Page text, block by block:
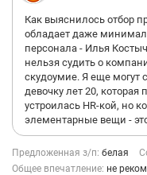
Как выяснилось отбор
обладает даже
персонала - Илья
нельзя судить о
скудоумие. Я еще могут
девочку лет 20,
устроилась HR-кой, но
элементарные вещи -
Предложенная з/п: белая
Общее впечатление: не